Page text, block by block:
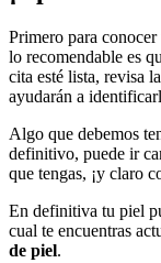
Primero para
lo recomendable es
cita esté lista, revisa
ayudarán a
Algo que debemos
definitivo, puede ir
que tengas, ¡y claro
En definitiva tu piel
cual te encuentras
de piel.